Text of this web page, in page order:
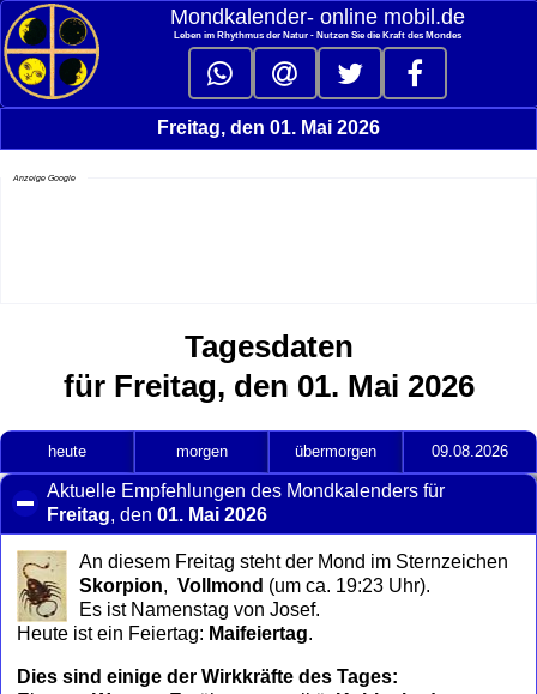
Mondkalender‑ online mobil.de
Leben im Rhythmus der Natur - Nutzen Sie die Kraft des Mondes
Freitag, den 01. Mai 2026
Anzeige Google
Tagesdaten
für Freitag, den 01. Mai 2026
heute morgen übermorgen 09.08.2026
Aktuelle Empfehlungen des Mondkalenders für
Freitag, den01. Mai 2026
to
collapse
contents
An diesem Freitag steht der Mond im Sternzeichen
Skorpion, Vollmond (um ca. 19:23 Uhr).
Es ist Namenstag von Josef.
Heute ist ein Feiertag: Maifeiertag.
Dies sind einige der Wirkkräfte des Tages: